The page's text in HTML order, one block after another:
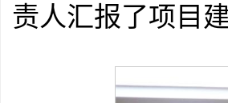
责人汇报了项目